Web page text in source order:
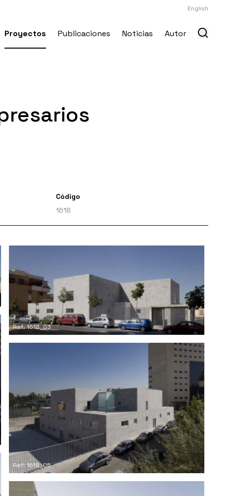
English
Proyectos Publicaciones Noticias Autor
Código
1618
Ref: 1618_03
Ref: 1618_05